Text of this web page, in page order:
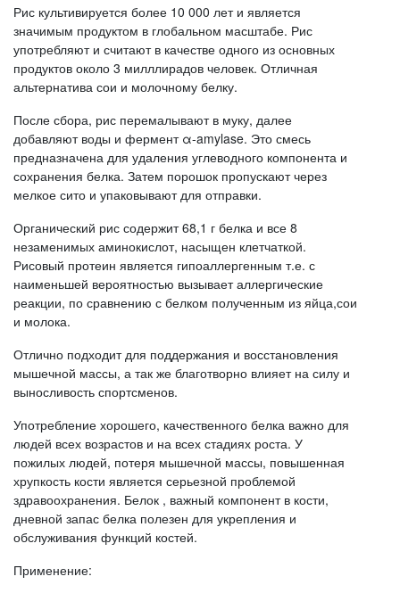
Рис культивируется более 10 000 лет и является
значимым продуктом в глобальном масштабе. Рис
употребляют и считают в качестве одного из основных
продуктов около 3 милллирадов человек. Отличная
альтернатива сои и молочному белку.
После сбора, рис перемалывают в муку, далее
добавляют воды и фермент α-amylase. Это смесь
предназначена для удаления углеводного компонента и
сохранения белка. Затем порошок пропускают через
мелкое сито и упаковывают для отправки.
Органический рис содержит 68,1 г белка и все 8
незаменимых аминокислот, насыщен клетчаткой.
Рисовый протеин является гипоаллергенным т.е. с
наименьшей вероятностью вызывает аллергические
реакции, по сравнению с белком полученным из яйца,сои
и молока.
Отлично подходит для поддержания и восстановления
мышечной массы, а так же благотворно влияет на силу и
выносливость спортсменов.
Употребление хорошего, качественного белка важно для
людей всех возрастов и на всех стадиях роста. У
пожилых людей, потеря мышечной массы, повышенная
хрупкость кости является серьезной проблемой
здравоохранения. Белок , важный компонент в кости,
дневной запас белка полезен для укрепления и
обслуживания функций костей.
Применение: